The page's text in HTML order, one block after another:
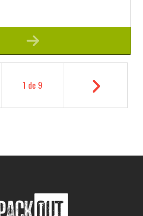
1 de 9